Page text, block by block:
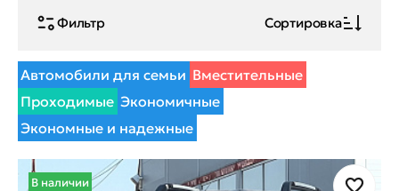
Фильтр Сортировка
Автомобили для семьи Вместительные
Проходимые Экономичные
Экономные и надежные
В наличии